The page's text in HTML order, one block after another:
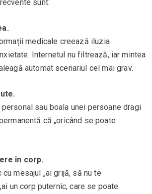
sunt:
medicale creează iluzia
Internetul nu filtrează, iar mintea
automat scenariul cel mai grav.
sau boala unei persoane dragi
că „oricând se poate
în corp.
mesajul „ai grijă, să nu te
un corp puternic, care se poate